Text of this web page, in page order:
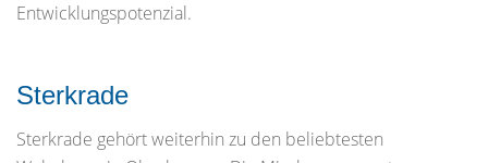
Entwicklungspotenzial.
Sterkrade
Sterkrade gehört weiterhin zu den beliebtesten